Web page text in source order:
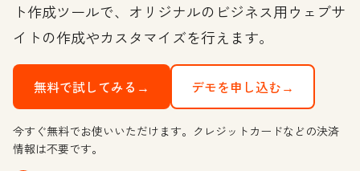
ト作成ツールで、オリジナルのビジネス用ウェブサ
イトの作成やカスタマイズを行えます。
無料で試してみる→ デモを申し込む→
今すぐ無料でお使いいただけます。クレジットカードなどの決済
情報は不要です。